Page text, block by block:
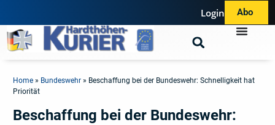
Login Abo
Home » Bundeswehr » Beschaffung bei der Bundeswehr: Schnelligkeit hat
Priorität
Beschaffung bei der Bundeswehr: